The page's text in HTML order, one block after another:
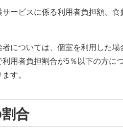
ービスに係る利用者負担額、
については、個室を利用した場
利用者負担割合が5％以下の方に
す。
合